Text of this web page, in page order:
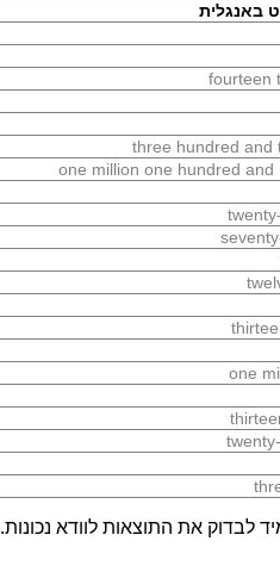
באנגלית
fourteen
three hundred and
one million one hundred
one
את התוצאות לוודא נכונות.